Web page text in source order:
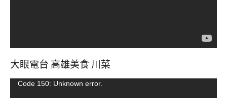
大眼電台 高雄美食 川菜
視Code 150: Unknown error.